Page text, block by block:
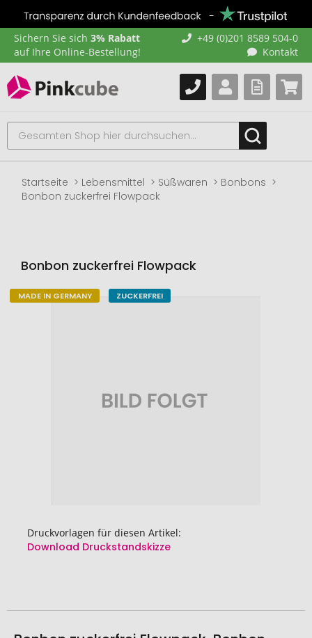
Sichern Sie sich 3% Rabatt
auf Ihre Online-Bestellung!
+49 (0)201 8589 504-0
Kontakt
Startseite Lebensmittel Süßwaren
Bonbons
Bonbon zuckerfrei Flowpack
Bonbon zuckerfrei Flowpack
Zum
Druckvorlagen für diesen Artikel:
Download Druckstandskizze
MADE IN GERMANY ZUCKERFREI